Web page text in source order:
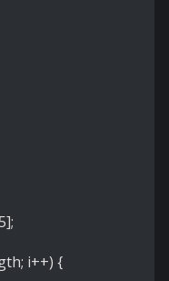
i++) {